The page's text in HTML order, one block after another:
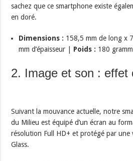
sachez que ce smartphone existe
en doré.
Dimensions : 158,5 mm de long x
mm d’épaisseur | Poids : 180
2. Image et son : effet
Suivant la mouvance actuelle, notre
du Milieu est équipé d’un écran au
résolution Full HD+ et protégé par une
Glass.